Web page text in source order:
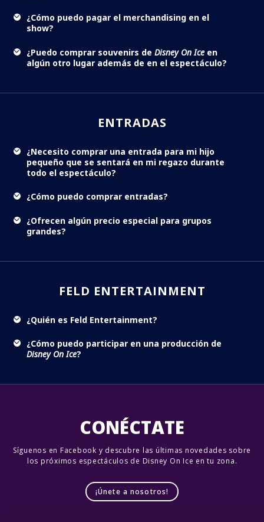
¿Cómo puedo pagar el merchandising en el
show?
¿Puedo comprar souvenirs de Disney On Ice en
algún otro lugar además de en el espectáculo?
ENTRADAS
¿Necesito comprar una entrada para mi hijo
pequeño que se sentará en mi regazo durante
todo el espectáculo?
¿Cómo puedo comprar entradas?
¿Ofrecen algún precio especial para grupos
grandes?
FELD ENTERTAINMENT
¿Quién es Feld Entertainment?
¿Cómo puedo participar en una producción de
Disney On Ice?
CONÉCTATE
Síguenos en Facebook y descubre las últimas novedades sobre
los próximos espectáculos de Disney On Ice en tu zona.
¡Únete a nosotros!